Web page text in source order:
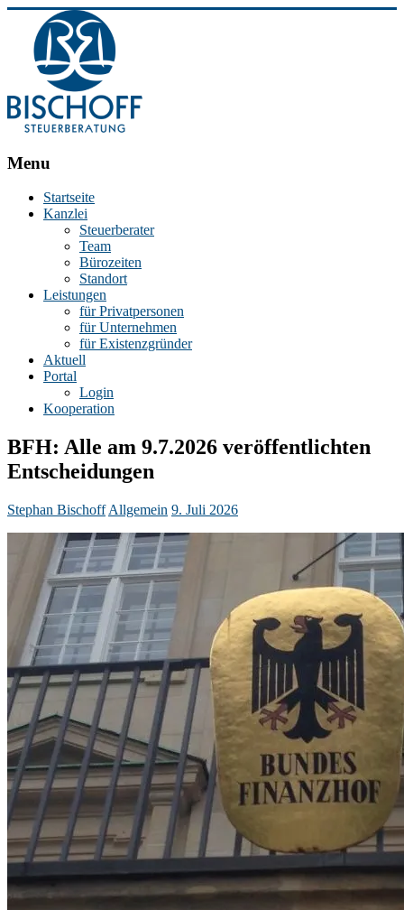
BISCHOFF
Stephan
Steuerberater
Essen
Menu
Startseite
Kanzlei
Steuerberater
Team
Bürozeiten
Standort
Leistungen
für Privatpersonen
für Unternehmen
für Existenzgründer
Aktuell
Portal
Login
Kooperation
BFH: Alle am 9.7.2026 veröffentlichten
Entscheidungen
Stephan Bischoff Allgemein 9. Juli 2026